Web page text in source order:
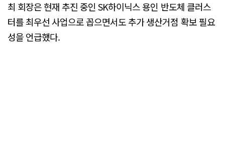
최 회장은 현재 추진 중인 SK하이닉스 용인 반도체 클러스
터를 최우선 사업으로 꼽으면서도 추가 생산거점 확보 필요
성을 언급했다.